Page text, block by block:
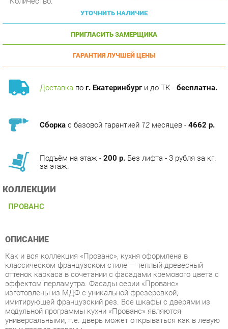
ПРИГЛАСИТЬ ЗАМЕРЩИКА
ГАРАНТИЯ ЛУЧШЕЙ ЦЕНЫ
Доставкапог. Екатеринбурги до ТК -бесплатна.
КОЛЛЕКЦИИ
классическом французском стиле — теплый древесный
эффектом перламутра. Фасады серии «Прованс»
изготовлены из МДФ с уникальной фрезеровкой,
имитирующей французский рез. Все шкафы с дверями из
модульной программы кухни «Прованс» являются
универсальными, т.е. дверь может открываться как в левую
так и правую стороны.
Условия покупки